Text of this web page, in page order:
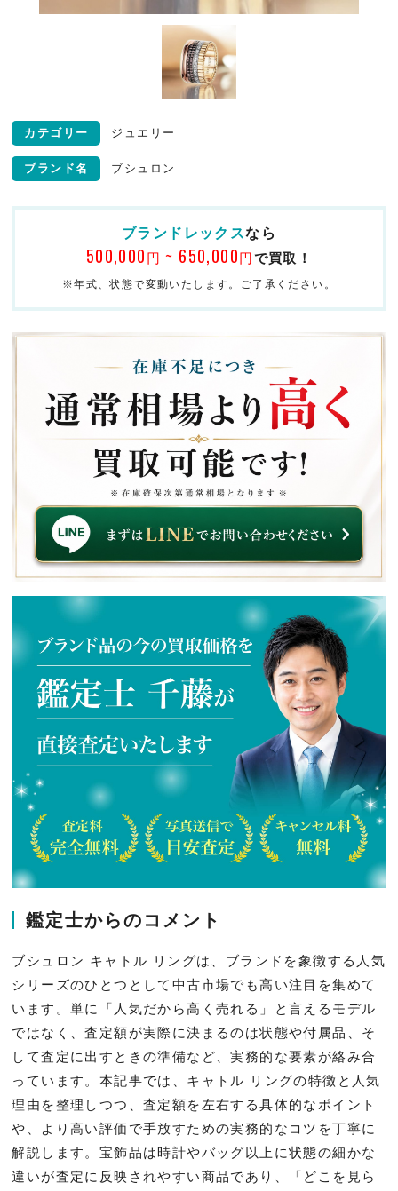
カテゴリー ジュエリー
ブランド名 ブシュロン
ブランドレックスなら
500,000 円 ~ 650,000円で買取！
※年式、状態で変動いたします。ご了承ください。
鑑定士からのコメント
ブシュロン キャトル リングは、ブランドを象徴する人気
シリーズのひとつとして中古市場でも高い注目を集めて
います。単に「人気だから高く売れる」と言えるモデル
ではなく、査定額が実際に決まるのは状態や付属品、そ
して査定に出すときの準備など、実務的な要素が絡み合
っています。本記事では、キャトル リングの特徴と人気
理由を整理しつつ、査定額を左右する具体的なポイント
や、より高い評価で手放すための実務的なコツを丁寧に
解説します。宝飾品は時計やバッグ以上に状態の細かな
違いが査定に反映されやすい商品であり、「どこを見ら